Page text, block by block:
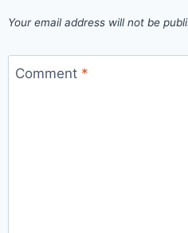
Your email address will not be
Comment *